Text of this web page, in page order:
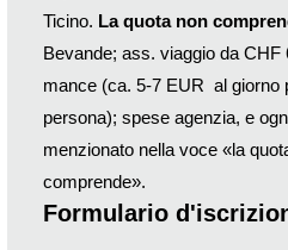
Ticino. La quota non
Bevande; ass. viaggio da CHF
mance (ca. 5-7 EUR al giorno
persona); spese agenzia, e
menzionato nella voce «la
comprende».
Formulario